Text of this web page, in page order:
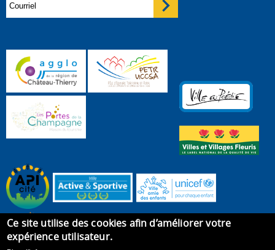
Ce site utilise des cookies afin d’améliorer votre
expérience utilisateur.